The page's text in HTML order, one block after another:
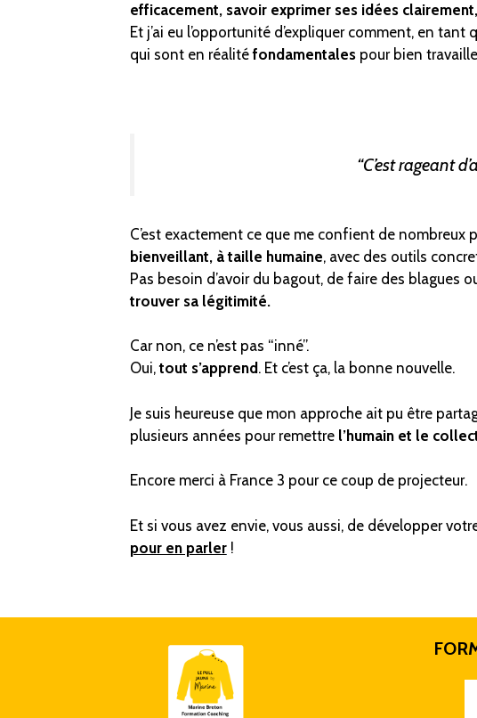
efficacement, savoir exprimer ses idées
Et j’ai eu l’opportunité d’expliquer comment, en
qui sont en réalitéfondamentalespour bien
“C’est rageant
C’est exactement ce que me confient de nombreux
bienveillant, à taille humaine, avec des outils
Pas besoin d’avoir du bagout, de faire des blagues
trouver sa légitimité.
Car non, ce n’est pas “inné”.
Oui,tout s’apprend . Et c’est ça, la bonne nouvelle.
Je suis heureuse que mon approche ait pu être
plusieurs années pour remettre l’humain et le
Encore merci à France 3 pour ce coup de projecteur.
Et si vous avez envie, vous aussi, de développer
pour en parler!